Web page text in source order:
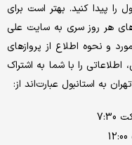
را پیدا کنید. بهتر است برای
هر روز سری به سایت علی
و نحوه اطلاع از پروازهای
را با شما به اشتراک
به استانبول عبارت‌اند از: